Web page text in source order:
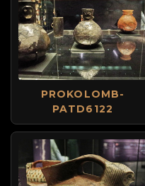
PROKOLOMB-
PATD6122